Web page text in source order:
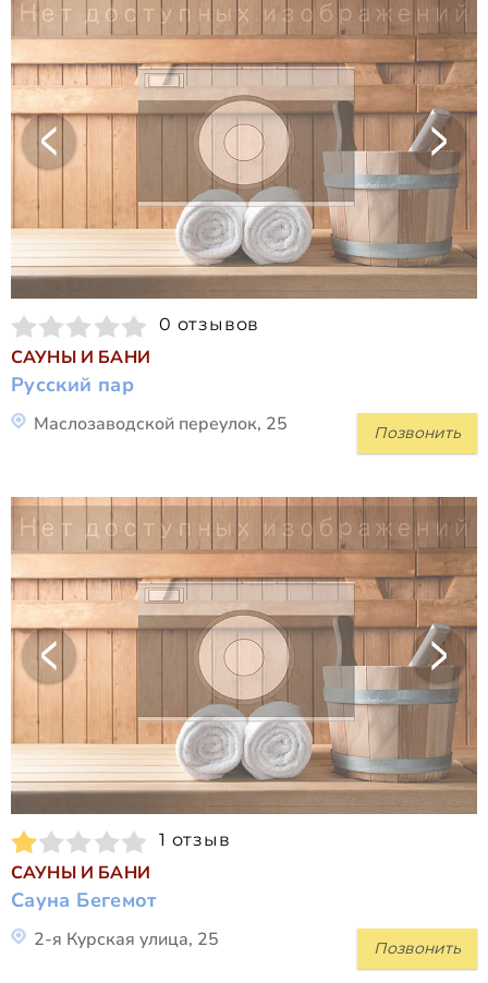
0 отзывов
САУНЫ И БАНИ
Русский пар
Позвонить
Маслозаводской переулок, 25
1 отзыв
САУНЫ И БАНИ
Сауна Бегемот
Позвонить
2-я Курская улица, 25